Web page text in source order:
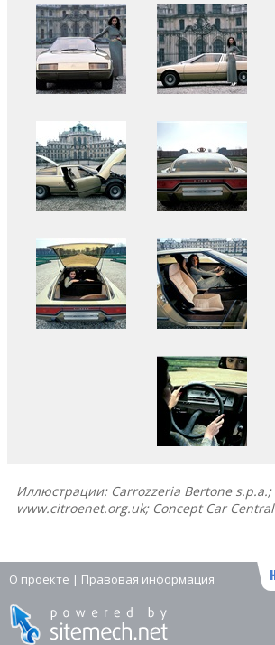
Иллюстрации: Carrozzeria Bertone s.p.a.;
www.citroenet.org.uk; Concept Car Central
О проекте | Правовая информация